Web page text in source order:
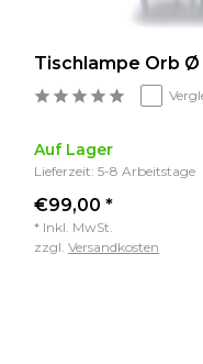
Tischlampe Orb Ø
Auf Lager
Lieferzeit: 5-8 Arbeitstage
€99,00 *
* Inkl. MwSt.
zzgl. Versandkosten